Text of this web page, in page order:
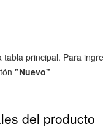
principal. Para
"Nuevo"
del producto